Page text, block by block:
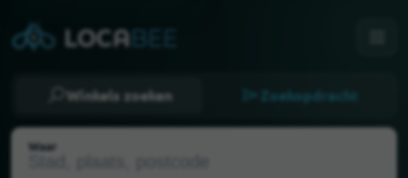
Winkels zoeken Zoekopdracht
Waar